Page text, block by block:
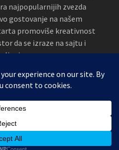
najpopularnijih zvezda
gostovanje na našem
promoviše kreativnost
da se izraze na sajtu i